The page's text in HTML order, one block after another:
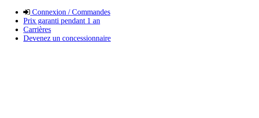
Connexion / Commandes
Prix garanti pendant 1 an
Carrières
Devenez un concessionnaire